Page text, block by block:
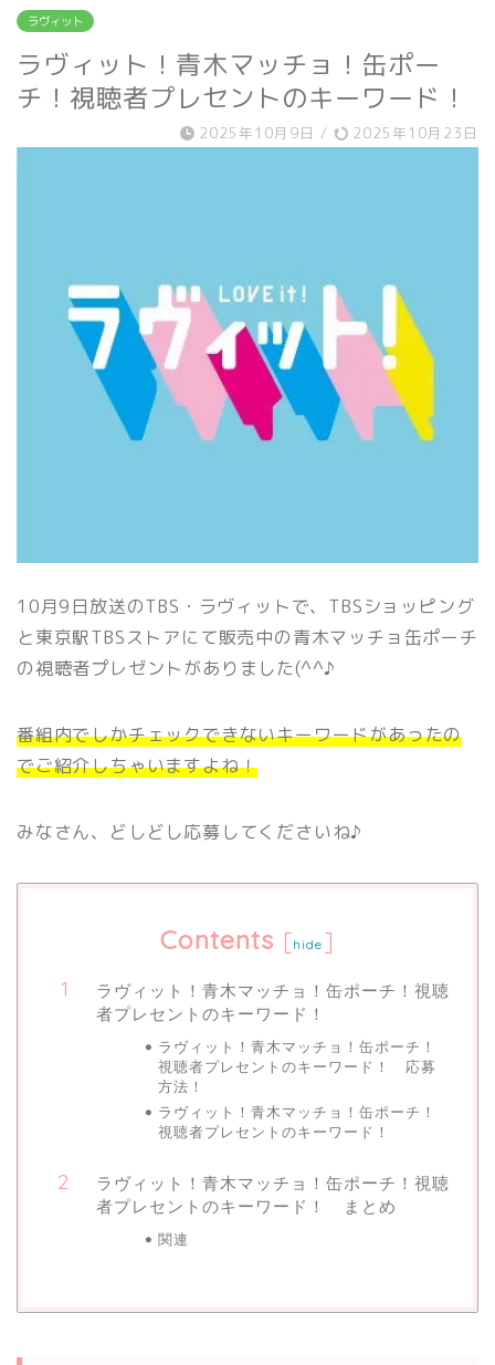
ラヴィット
ラヴィット！青木マッチョ！缶ポー
チ！視聴者プレセントのキーワード！
2025年10月9日 / 2025年10月23日
10月9日放送のTBS・ラヴィットで、TBSショッピング
と東京駅TBSストアにて販売中の青木マッチョ缶ポーチ
の視聴者プレゼントがありました(^^♪
番組内でしかチェックできないキーワードがあったの
でご紹介しちゃいますよね！
みなさん、どしどし応募してくださいね♪
Contents [hide ]
ラヴィット！青木マッチョ！缶ポーチ！視聴
者プレセントのキーワード！
ラヴィット！青木マッチョ！缶ポーチ！
視聴者プレセントのキーワード！ 応募
方法！
ラヴィット！青木マッチョ！缶ポーチ！
視聴者プレセントのキーワード！
ラヴィット！青木マッチョ！缶ポーチ！視聴
者プレセントのキーワード！ まとめ
関連